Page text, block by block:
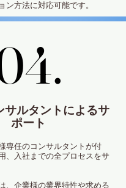
ン方法に対応可能です。
サルタントによるサ
ポート
専任のコンサルタントが付
、入社までの全プロセスをサ
、企業様の業界特性や求める